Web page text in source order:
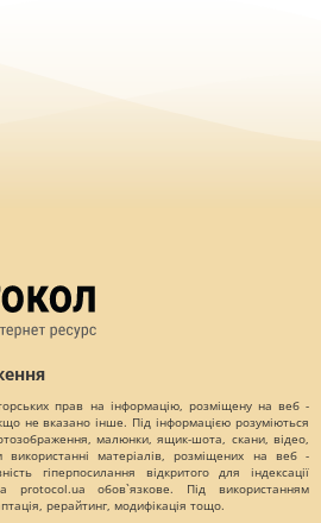
прав на інформацію, розміщену на веб -
не вказано інше. Під інформацією розуміються
малюнки, ящик-шота, скани, відео,
використанні матеріалів, розміщених на веб -
гіперпосилання відкритого для індексації
protocol.ua обов`язкове. Під використанням
рерайтинг, модифікація тощо.